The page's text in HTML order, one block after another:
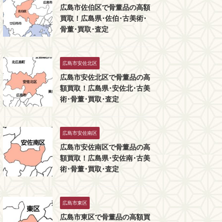
広島市佐伯区で骨董品の高額
買取！広島県･佐伯･古美術･
骨董･買取･査定
広島市安佐北区
広島市安佐北区で骨董品の高
額買取！広島県･安佐北･古美
術･骨董･買取･査定
広島市安佐南区
広島市安佐南区で骨董品の高
額買取！広島県･安佐南･古美
術･骨董･買取･査定
広島市東区
広島市東区で骨董品の高額買